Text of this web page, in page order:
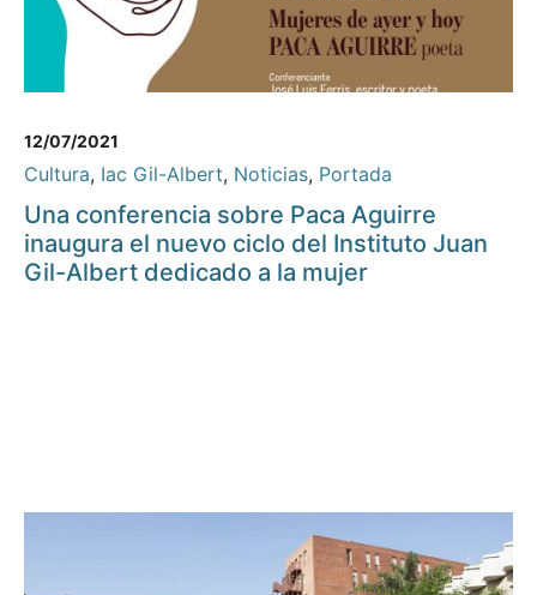
12/07/2021
Cultura, Iac Gil-Albert, Noticias, Portada
Una conferencia sobre Paca Aguirre
inaugura el nuevo ciclo del Instituto Juan
Gil-Albert dedicado a la mujer